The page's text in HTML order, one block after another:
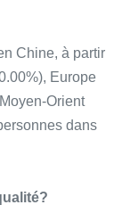
Chine, à partir
Europe
Orient
dans